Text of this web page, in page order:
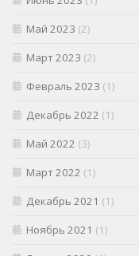
Май 2023 (2)
Март 2023 (2)
Февраль 2023 (1)
Декабрь 2022 (1)
Май 2022 (3)
Март 2022 (1)
Декабрь 2021 (1)
Ноябрь 2021 (1)